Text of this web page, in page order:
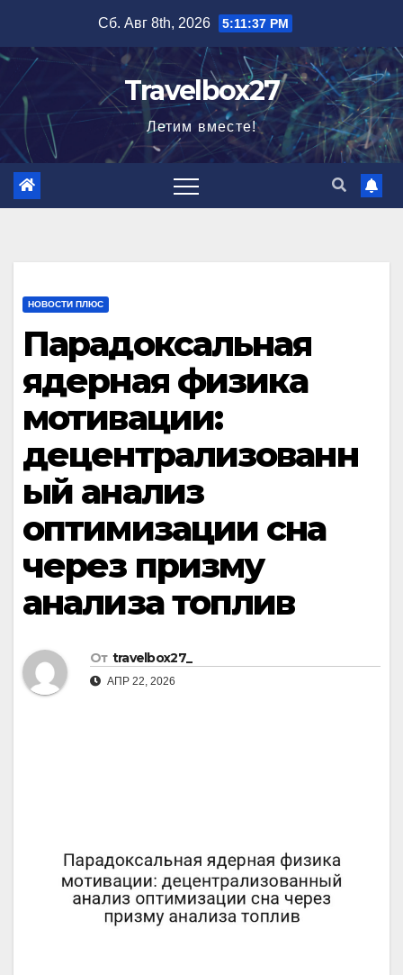
содержимому
Сб. Авг 8th, 2026 5:11:39 PM
Travelbox27
Летим вместе!
НОВОСТИ ПЛЮС
Парадоксальная
ядерная физика
мотивации:
децентрализованн
ый анализ
оптимизации сна
через призму
анализа топлив
От travelbox27_
АПР 22, 2026